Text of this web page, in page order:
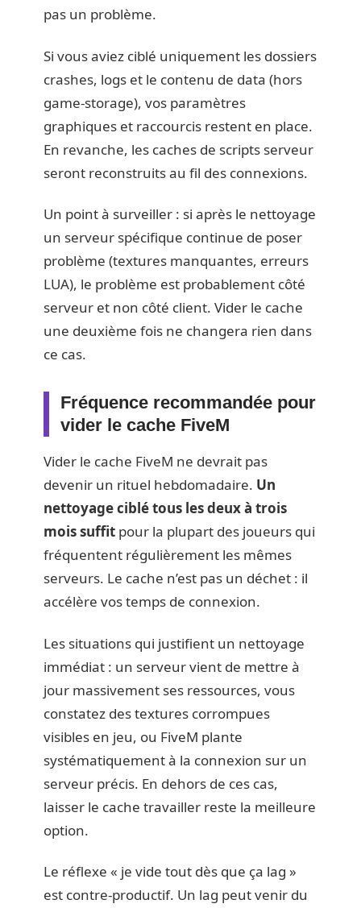
pas un problème.
Si vous aviez ciblé uniquement les dossiers
crashes, logs et le contenu de data (hors
game-storage), vos paramètres
graphiques et raccourcis restent en place.
En revanche, les caches de scripts serveur
seront reconstruits au fil des connexions.
Un point à surveiller : si après le nettoyage
un serveur spécifique continue de poser
problème (textures manquantes, erreurs
LUA), le problème est probablement côté
serveur et non côté client. Vider le cache
une deuxième fois ne changera rien dans
ce cas.
Fréquence recommandée pour
vider le cache FiveM
Vider le cache FiveM ne devrait pas
devenir un rituel hebdomadaire. Un
nettoyage ciblé tous les deux à trois
mois suffit pour la plupart des joueurs qui
fréquentent régulièrement les mêmes
serveurs. Le cache n’est pas un déchet : il
accélère vos temps de connexion.
Les situations qui justifient un nettoyage
immédiat : un serveur vient de mettre à
jour massivement ses ressources, vous
constatez des textures corrompues
visibles en jeu, ou FiveM plante
systématiquement à la connexion sur un
serveur précis. En dehors de ces cas,
laisser le cache travailler reste la meilleure
option.
Le réflexe « je vide tout dès que ça lag »
est contre-productif. Un lag peut venir du